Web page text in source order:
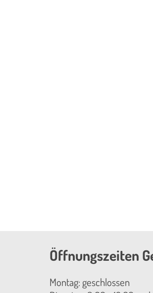
Öffnungszeiten
Montag: geschlossen